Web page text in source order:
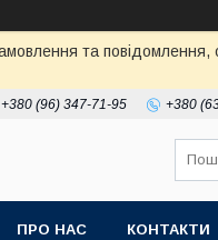
та повідомлення,
+380 (96) 347-71-95 +380
ПРО НАС КОНТАКТИ